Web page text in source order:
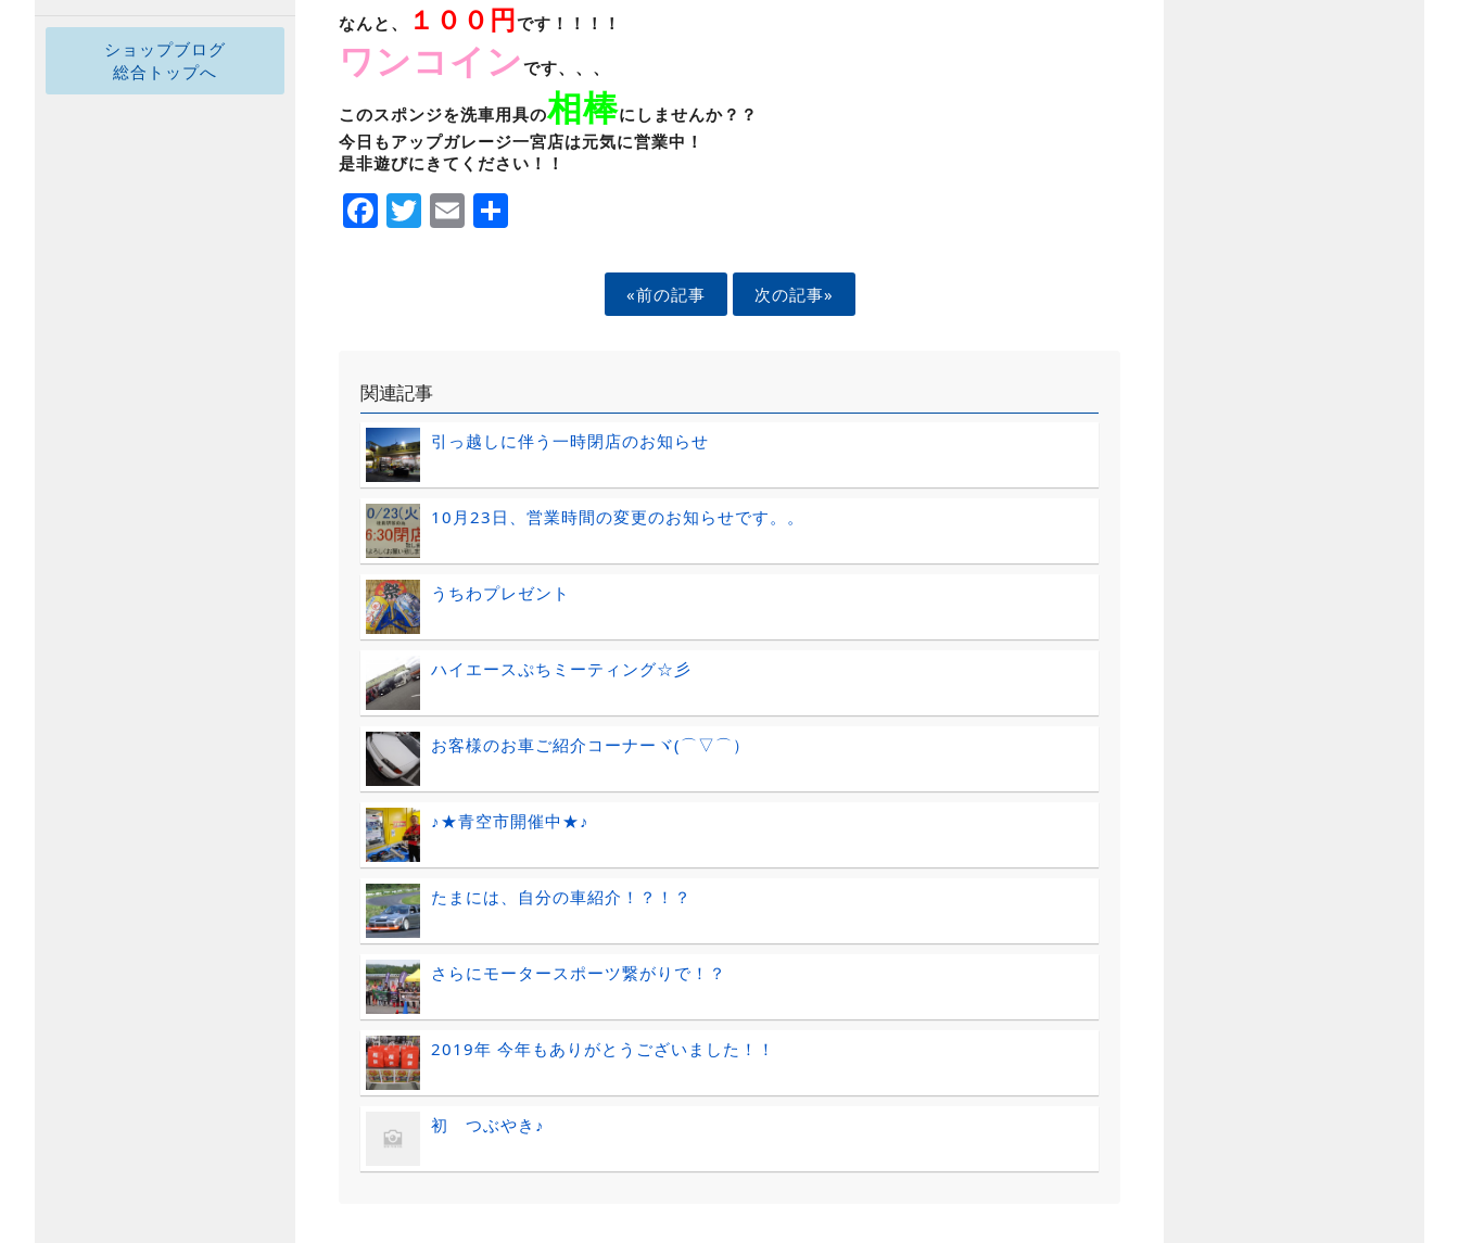
ショップブログ
総合トップへ
なんと、 １００円です！！！！
ワンコインです、、、
このスポンジを洗車用具の相棒にしませんか？？
今日もアップガレージ一宮店は元気に営業中！
是非遊びにきてください！！
Facebook
Twitter
Email
«前の記事 次の記事»
関連記事
引っ越しに伴う一時閉店のお知らせ
10月23日、営業時間の変更のお知らせです。。
うちわプレゼント
ハイエースぷちミーティング☆彡
お客様のお車ご紹介コーナーヾ(⌒▽⌒）ゞ
♪★青空市開催中★♪
たまには、自分の車紹介！？！？
さらにモータースポーツ繋がりで！？
2019年 今年もありがとうございました！！
初 つぶやき♪